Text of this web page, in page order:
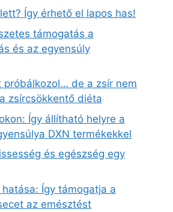
Így érhető el lapos has!
támogatás a
és az egyensúly
próbálkozol… de a zsír nem
zsírcsökkentő diéta
Így állítható helyre a
DXN termékekkel
és egészség egy
Így támogatja a
az emésztést